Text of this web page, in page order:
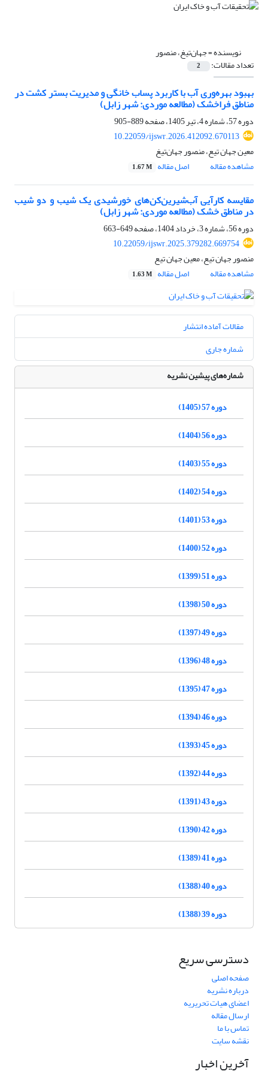
نویسنده =جهان‌تیغ، منصور
تعداد مقالات: 2
بهبود بهره‌وری آب با کاربرد پساب خانگی و مدیریت بستر کشت در
مناطق فراخشک (مطالعه موردی: شهر زابل)
دوره 57، شماره 4، تیر 1405، صفحه
889-905
10.22059/ijswr.2026.412092.670113
معین جهان تیع، منصور جهان‌تیغ
مشاهده مقاله
اصل مقاله 1.67 M
مقایسه کارآیی آب‌شیرین‌کن‌های خورشیدی یک شیب و دو شیب
در مناطق خشک (مطالعه موردی: شهر زابل)
دوره 56، شماره 3، خرداد 1404، صفحه
649-663
10.22059/ijswr.2025.379282.669754
منصور جهان تیع، معین جهان تیع
مشاهده مقاله
اصل مقاله 1.63 M
مقالات آماده انتشار
شماره جاری
شماره‌های پیشین نشریه
دوره 57 (1405)
دوره 56 (1404)
دوره 55 (1403)
دوره 54 (1402)
دوره 53 (1401)
دوره 52 (1400)
دوره 51 (1399)
دوره 50 (1398)
دوره 49 (1397)
دوره 48 (1396)
دوره 47 (1395)
دوره 46 (1394)
دوره 45 (1393)
دوره 44 (1392)
دوره 43 (1391)
دوره 42 (1390)
دوره 41 (1389)
دوره 40 (1388)
دوره 39 (1388)
دسترسی سریع
صفحه اصلی
درباره نشریه
اعضای هیات تحریریه
ارسال مقاله
تماس با ما
نقشه سایت
آخرین اخبار